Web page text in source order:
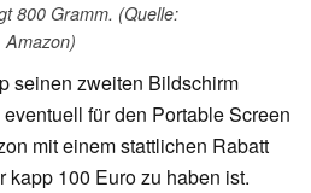
800 Gramm. (Quelle:
Amazon)
seinen zweiten Bildschirm
für den Portable Screen
mit einem stattlichen Rabatt
kapp 100 Euro zu haben ist.